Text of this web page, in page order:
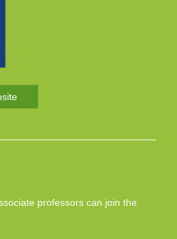
professors can join the